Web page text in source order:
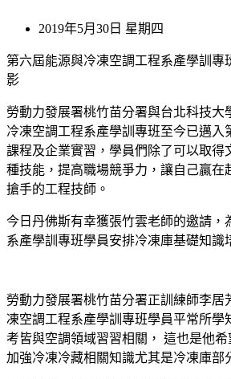
2019年5月30日 星期四
第六屆能源與冷凍空調工程系產學訓專
影
勞動力發展署桃竹苗分署與台北科技大
冷凍空調工程系產學訓專班至今已邁入
課程及企業實習，學員們除了可以取得
種技能，提高職場競爭力，讓自己贏在
搶手的工程技師。
今日丹佛斯有幸獲張竹雲老師的邀請，
系產學訓專班學員安排冷凍庫基礎知識
勞動力發展署桃竹苗分署正訓練師李居
凍空調工程系產學訓專班學員平常所學
考皆與空調領域習習相關， 這也是他
加強冷凍冷藏相關知識尤其是冷凍庫部